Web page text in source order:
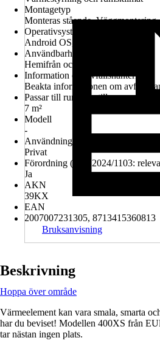
Montagetyp
Monteras stående, Väggmontering
Operativsystem
Android OS, iOS
Användbarhet via app
Hemifrån och på väg
Information om avfallshantering
Beakta informationen om
Passar till rum upp till
7 m²
Modell
-
Användning
Privat
Förordning (EU) 2024/1103:
Ja
AKN
39KX
EAN
2007007231305, 8713415360813
Bruksanvisning
Beskrivning
Hoppa över område
Värmeelement kan vara smala, smarta
har du beviset! Modellen 400XS från
tar nästan ingen plats.